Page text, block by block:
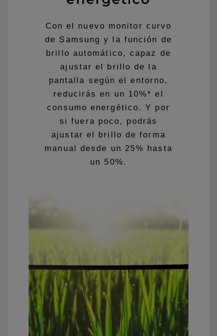
Con el nuevo monitor curvo
de Samsung y la función de
brillo automático, capaz de
ajustar el brillo de la
pantalla según el entorno,
reducirás en un 10%* el
consumo energético. Y por
si fuera poco, podrás
ajustar el brillo de forma
manual desde un 25% hasta
un 50%.